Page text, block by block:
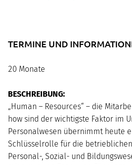
TERMINE UND
20 Monate
BESCHREIBUNG:
„Human – Resources“ – die
how sind der wichtigste Faktor im
Personalwesen übernimmt heute
Schlüsselrolle für die
Personal-, Sozial- und